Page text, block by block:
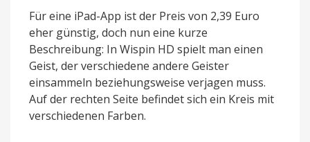
Für eine iPad-App ist der Preis von 2,39 Euro
eher günstig, doch nun eine kurze
Beschreibung: In Wispin HD spielt man einen
Geist, der verschiedene andere Geister
einsammeln beziehungsweise verjagen muss.
Auf der rechten Seite befindet sich ein Kreis mit
verschiedenen Farben.